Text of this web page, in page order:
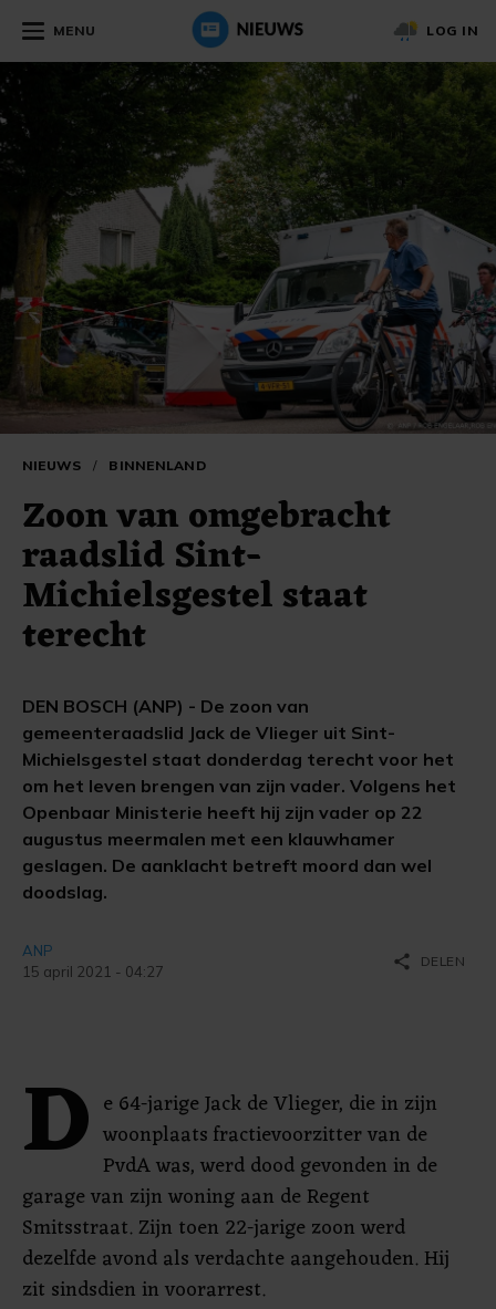
MENU LOG IN
NIEUWS / BINNENLAND
Zoon van omgebracht
raadslid Sint-
Michielsgestel staat
terecht
DEN BOSCH (ANP) - De zoon van
gemeenteraadslid Jack de Vlieger uit Sint-
Michielsgestel staat donderdag terecht voor het
om het leven brengen van zijn vader. Volgens het
Openbaar Ministerie heeft hij zijn vader op 22
augustus meermalen met een klauwhamer
geslagen. De aanklacht betreft moord dan wel
doodslag.
ANP
15 april 2021 - 04:27
share DELEN
D e 64-jarige Jack de Vlieger, die in zijn
woonplaats fractievoorzitter van de
PvdA was, werd dood gevonden in de
garage van zijn woning aan de Regent
Smitsstraat. Zijn toen 22-jarige zoon werd
dezelfde avond als verdachte aangehouden. Hij
zit sindsdien in voorarrest.